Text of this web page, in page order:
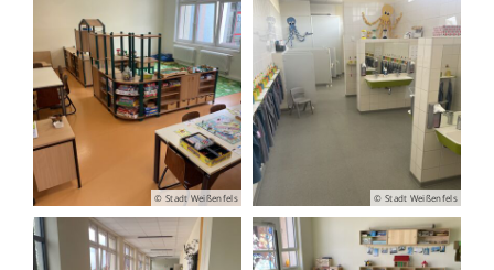
© Stadt Weißenfels © Stadt Weißenfels